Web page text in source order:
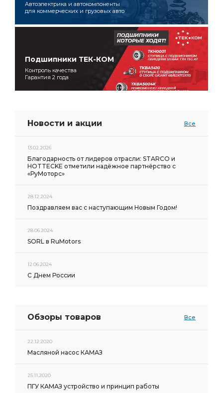
Автоэлектрика и автокомпоненты
для коммерческих и грузовых авто
Подшипники ТЕК-КОМ
Контроль качества
Гарантия 2 года
Новости и акции Все
13.02.2026
Благодарность от лидеров отрасли: STARCO и
HOTTECKE отметили надёжное партнёрство с
«РуМоторс»
28.12.2024
Поздравляем вас с наступающим Новым Годом!
28.06.2024
SORL в RuMotors
12.06.2024
С Днем России
Обзоры товаров Все
22.12.2020
Масляной насос КАМАЗ
25.11.2020
ПГУ КАМАЗ устройство и принцип работы